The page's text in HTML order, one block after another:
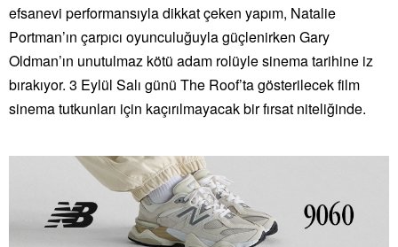
efsanevi performansıyla dikkat çeken yapım, Natalie
Portman’ın çarpıcı oyunculuğuyla güçlenirken Gary
Oldman’ın unutulmaz kötü adam rolüyle sinema tarihine iz
bırakıyor. 3 Eylül Salı günü The Roof’ta gösterilecek film
sinema tutkunları için kaçırılmayacak bir fırsat niteliğinde.